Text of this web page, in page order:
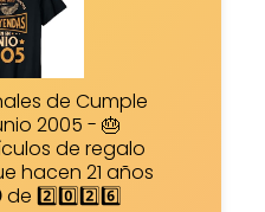
de Cumple
2005 - 🎂
de regalo
hacen 21 años
2️⃣0️⃣2️⃣6️⃣